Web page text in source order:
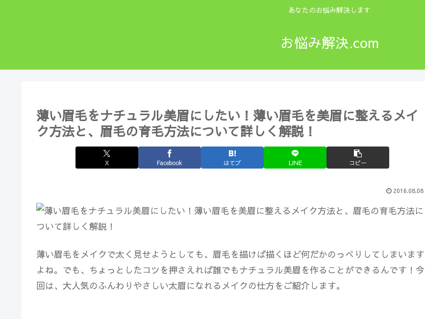
あなたのお悩み解決します
お悩み解決.com
薄い眉毛をナチュラル美眉にしたい！薄い眉毛を美眉に整えるメイ
ク方法と、眉毛の育毛方法について詳しく解説！
X Facebook はてブ LINE コピー
2016.08.08
薄い眉毛をメイクで太く見せようとしても、眉毛を描けば描くほど何だかのっぺりしてしまいます
よね。でも、ちょっとしたコツを押さえれば誰でもナチュラル美眉を作ることができるんです！今
回は、大人気のふんわりやさしい太眉になれるメイクの仕方をご紹介します。